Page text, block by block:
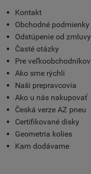
Kontakt
Obchodné podmienky
Odstúpenie od zmluvy
Časté otázky
Pre veľkoobchodníkov
Ako sme rýchli
Naši prepravcovia
Ako u nás nakupovať
Česká verze AZ pneu
Certifikované disky
Geometria kolies
Kam dodávame